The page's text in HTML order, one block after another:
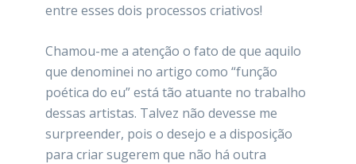
entre esses dois processos criativos!
Chamou-me a atenção o fato de que aquilo
que denominei no artigo como “função
poética do eu” está tão atuante no trabalho
dessas artistas. Talvez não devesse me
surpreender, pois o desejo e a disposição
para criar sugerem que não há outra